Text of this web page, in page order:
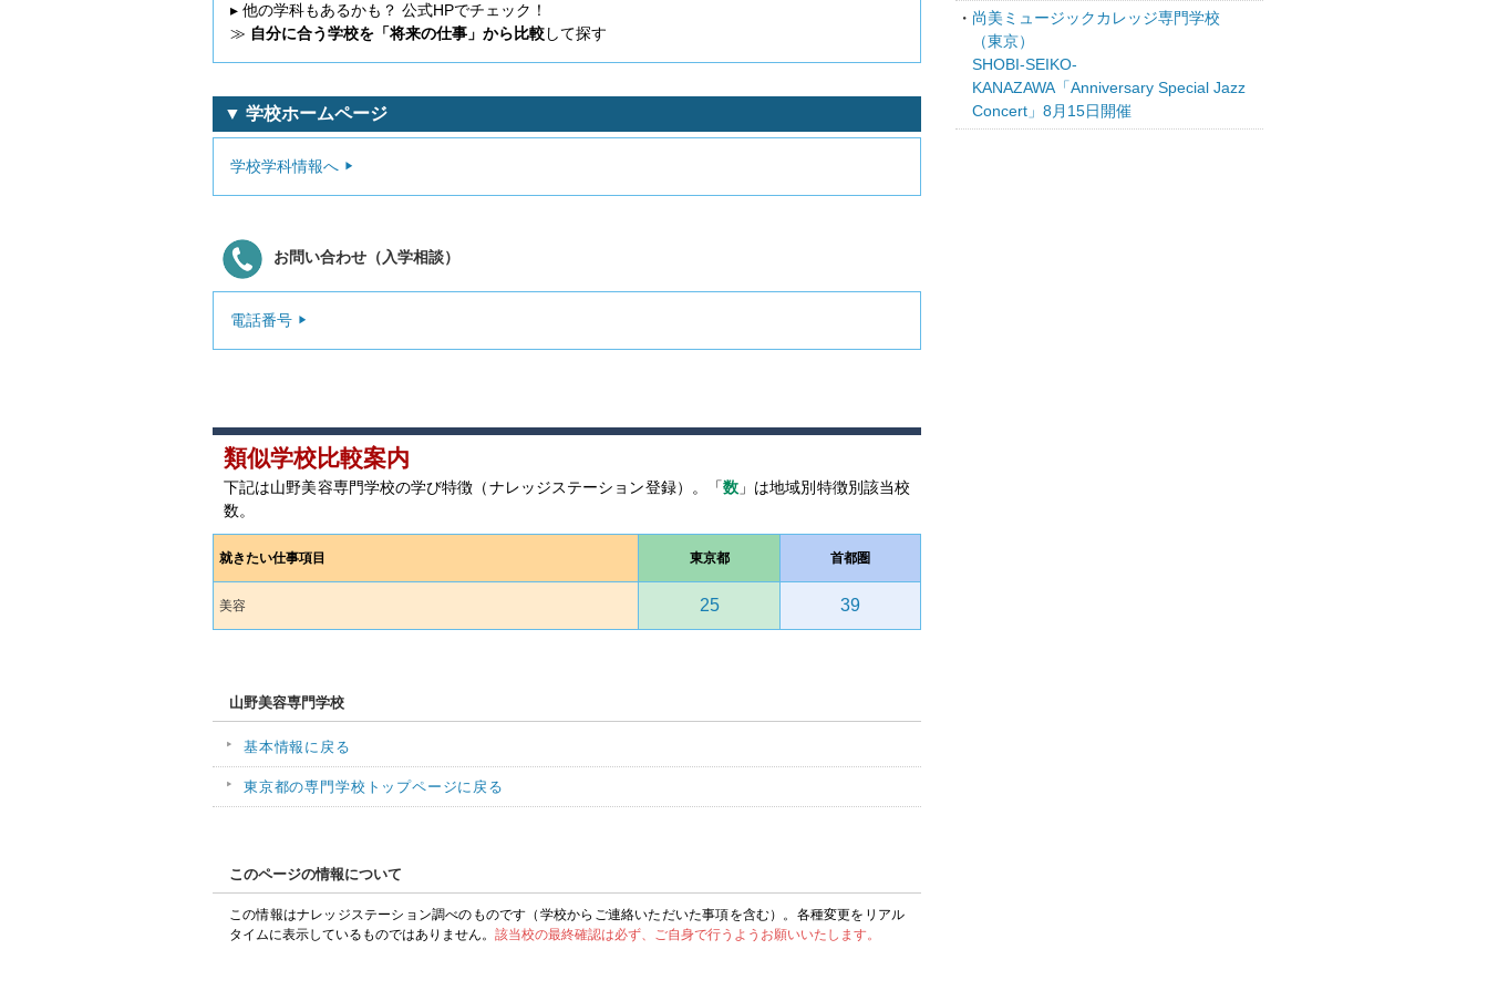
▸ 他の学科もあるかも？ 公式HPでチェック！
≫ 自分に合う学校を「将来の仕事」から比較して探す
▼ 学校ホームページ
学校学科情報へ
お問い合わせ（入学相談）
電話番号
類似学校比較案内
下記は山野美容専門学校の学び特徴（ナレッジステーション登録）。「数 」は地域別特徴別該当校
数。
就きたい仕事項目 東京都 首都圏
美容 25 39
山野美容専門学校
基本情報に戻る
東京都の専門学校トップページに戻る
このページの情報について
この情報はナレッジステーション調べのものです（学校からご連絡いただいた事項を含む）。各種変更をリアル
タイムに表示しているものではありません。 該当校の最終確認は必ず、ご自身で行うようお願いいたします。
尚美ミュージックカレッジ専門学校
（東京）
SHOBI-SEIKO-
KANAZAWA「Anniversary Special Jazz
Concert」8月15日開催